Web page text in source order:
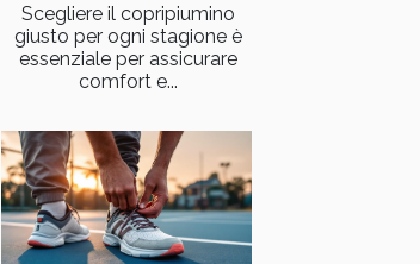
Scegliere il copripiumino
giusto per ogni stagione è
essenziale per assicurare
comfort e...